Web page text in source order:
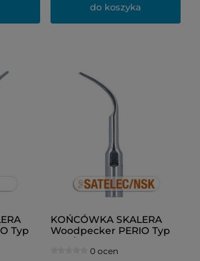
do koszyka
Typ
KOŃCÓWKA SKALERA
Woodpecker PERIO Typ
0 ocen